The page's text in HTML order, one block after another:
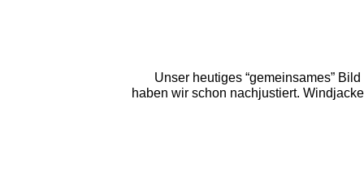
Unser heutiges “gemeinsames”
haben wir schon nachjustiert.